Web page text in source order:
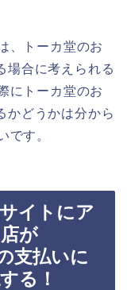
、トーカ堂のお
場合に考えられる
にトーカ堂のお
かどうかは分から
です。
イトにア
が
支払いに
る！